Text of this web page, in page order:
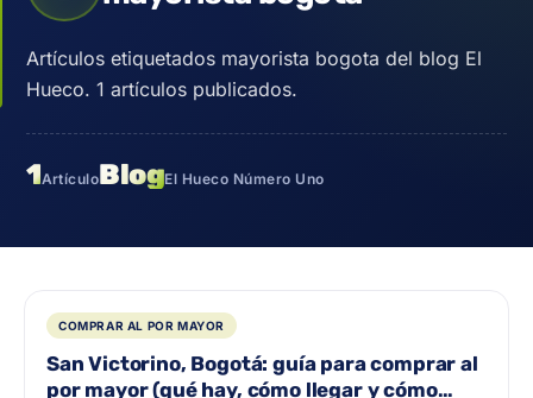
Artículos etiquetados mayorista bogota del blog El
Hueco. 1 artículos publicados.
1ArtículoBlogEl Hueco Número Uno
COMPRAR AL POR MAYOR
San Victorino, Bogotá: guía para comprar al
por mayor (qué hay, cómo llegar y cómo